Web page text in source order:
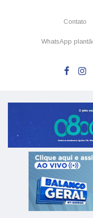
Contato
WhatsApp